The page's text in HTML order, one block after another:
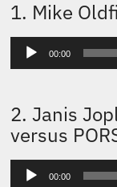
So Lord,
Dialing For
I wait for
So oh